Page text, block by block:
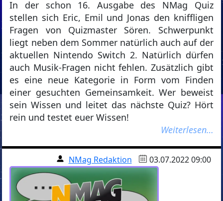
In der schon 16. Ausgabe des NMag Quiz
stellen sich Eric, Emil und Jonas den kniffligen
Fragen von Quizmaster Sören. Schwerpunkt
liegt neben dem Sommer natürlich auch auf der
aktuellen Nintendo Switch 2. Natürlich dürfen
auch Musik-Fragen nicht fehlen. Zusätzlich gibt
es eine neue Kategorie in Form vom Finden
einer gesuchten Gemeinsamkeit. Wer beweist
sein Wissen und leitet das nächste Quiz? Hört
rein und testet euer Wissen!
Weiterlesen…
NMag Redaktion 03.07.2022 09:00